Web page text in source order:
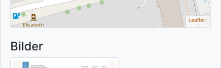
Leaflet |
Bilder